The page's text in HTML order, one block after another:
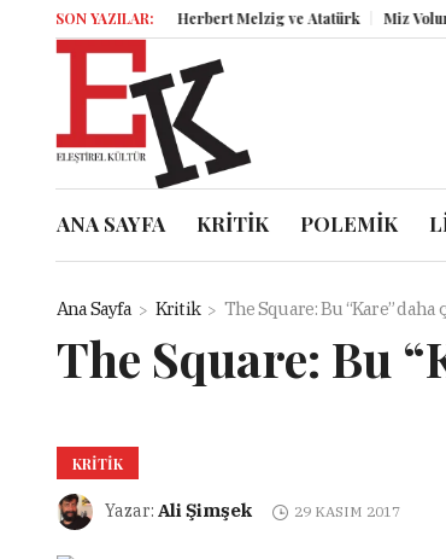
SON YAZILAR:Herbert Melzig ve Atatürk Miz Volume XII
ANA SAYFA KRİTİK POLEMİK
Ana Sayfa Kritik The Square: Bu “Kare” daha
The Square: Bu
KRITIK
Yazar: Ali Şimşek 29 KASIM 2017